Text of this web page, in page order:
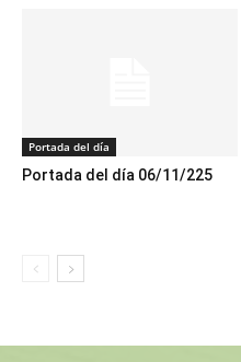
Portada del día
Portada del día 06/11/225